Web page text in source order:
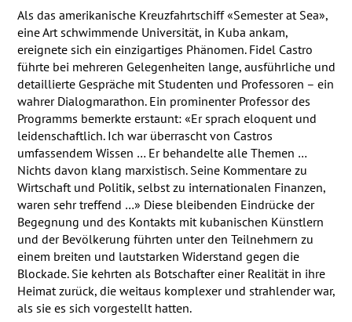
Als das amerikanische Kreuzfahrtschiff «Semester at Sea»,
eine Art schwimmende Universität, in Kuba ankam,
ereignete sich ein einzigartiges Phänomen. Fidel Castro
führte bei mehreren Gelegenheiten lange, ausführliche und
detaillierte Gespräche mit Studenten und Professoren – ein
wahrer Dialogmarathon. Ein prominenter Professor des
Programms bemerkte erstaunt: «Er sprach eloquent und
leidenschaftlich. Ich war überrascht von Castros
umfassendem Wissen … Er behandelte alle Themen …
Nichts davon klang marxistisch. Seine Kommentare zu
Wirtschaft und Politik, selbst zu internationalen Finanzen,
waren sehr treffend …» Diese bleibenden Eindrücke der
Begegnung und des Kontakts mit kubanischen Künstlern
und der Bevölkerung führten unter den Teilnehmern zu
einem breiten und lautstarken Widerstand gegen die
Blockade. Sie kehrten als Botschafter einer Realität in ihre
Heimat zurück, die weitaus komplexer und strahlender war,
als sie es sich vorgestellt hatten.